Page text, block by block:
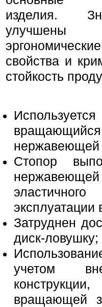
изделия.
улучшены
эргономические
свойства и
стойкость
нержавеющей
Стопор
эксплуатации
Затруднен
диск-ловушку;
учетом
вращающей